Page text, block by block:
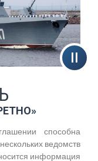
способна
ведомств
информация